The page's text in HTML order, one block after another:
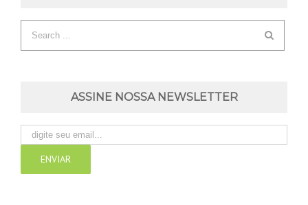
ASSINE NOSSA NEWSLETTER